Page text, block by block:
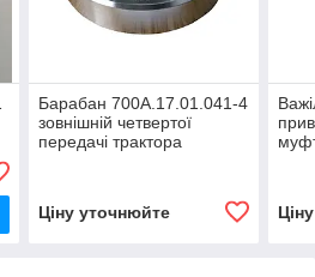
Барабан 700А.17.01.041-4
зовнішній четвертої
передачі трактора
Ціну уточнюйте